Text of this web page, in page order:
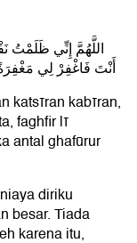
اللَّهُمَّ إِنِّي ظَلَمْتُ
أَنْتَ فَاغْفِرْ لِي
katsīran kabīran,
faghfir lī
antal ghafūrur
diriku
besar. Tiada
karena itu,